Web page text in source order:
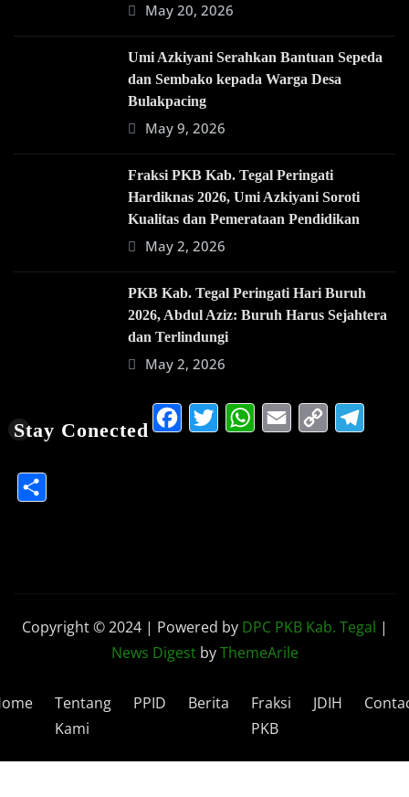
May 20, 2026
Umi Azkiyani Serahkan Bantuan Sepeda
dan Sembako kepada Warga Desa
Bulakpacing
May 9, 2026
Fraksi PKB Kab. Tegal Peringati
Hardiknas 2026, Umi Azkiyani Soroti
Kualitas dan Pemerataan Pendidikan
May 2, 2026
PKB Kab. Tegal Peringati Hari Buruh
2026, Abdul Aziz: Buruh Harus Sejahtera
dan Terlindungi
May 2, 2026
Stay Conected Facebook
Twitter
WhatsApp
Email
Copy
Copyright © 2024 | Powered by DPC PKB Kab. Tegal |
News DigestbyThemeArile
Tentang
Kami
PPID Berita
Fraksi
PKB
JDIH